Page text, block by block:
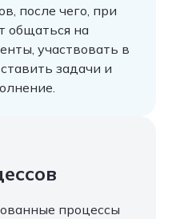
после чего, при
общаться на
участвовать в
задачи и
процессы